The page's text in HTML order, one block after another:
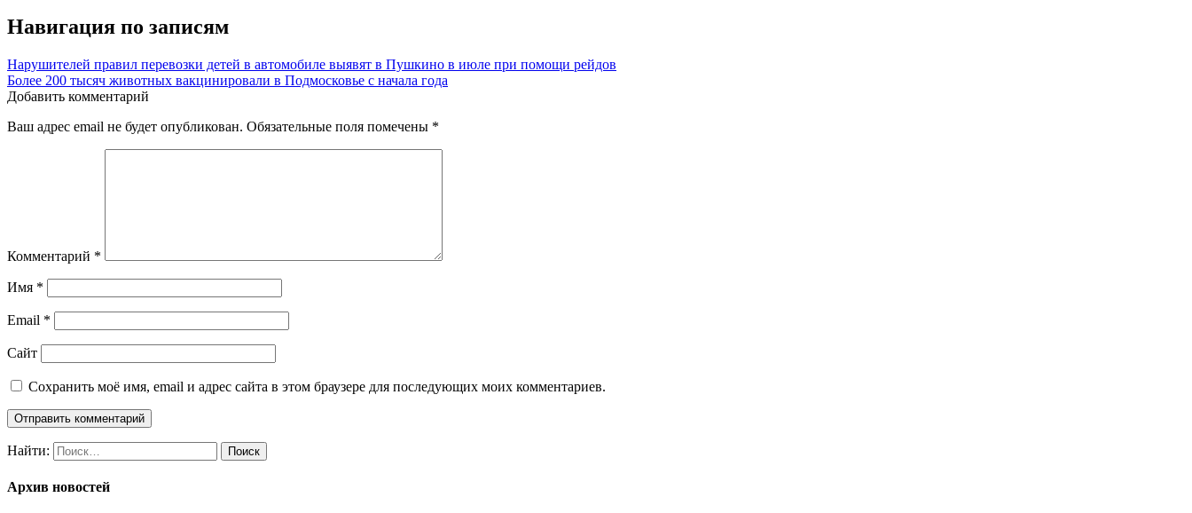
Навигация по записям
Нарушителей правил перевозки детей в автомобиле выявят в Пушкино в июле при помощи рейдов
Более 200 тысяч животных вакцинировали в Подмосковье с начала года
Добавить комментарий
Ваш адрес email не будет опубликован. Обязательные поля помечены *
Комментарий *
Имя *
Email *
Сайт
Сохранить моё имя, email и адрес сайта в этом браузере для последующих моих комментариев.
Найти:
Архив новостей